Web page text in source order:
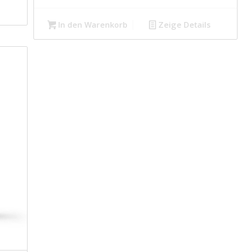
In den Warenkorb Zeige Details